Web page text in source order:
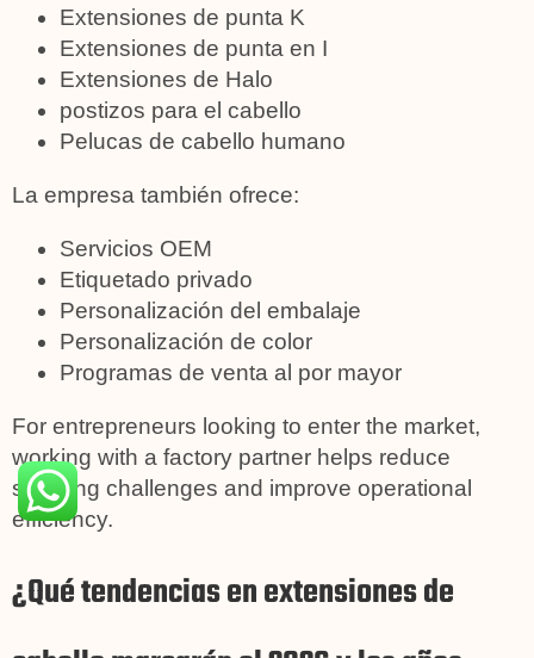
Extensiones de punta K
Extensiones de punta en I
Extensiones de Halo
postizos para el cabello
Pelucas de cabello humano
La empresa también ofrece:
Servicios OEM
Etiquetado privado
Personalización del embalaje
Personalización de color
Programas de venta al por mayor
For entrepreneurs looking to enter the market,
working with a factory partner helps reduce
sourcing challenges and improve operational
efficiency.
¿Qué tendencias en extensiones de